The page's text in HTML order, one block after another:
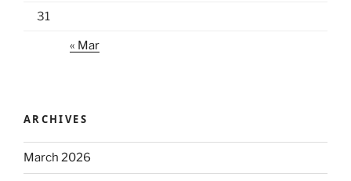
31
« Mar
ARCHIVES
March 2026